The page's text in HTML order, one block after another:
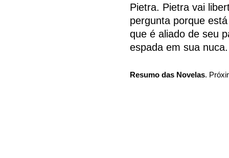
Pietra. Pietra vai
pergunta porque
que é aliado de seu
espada em sua nuca.
Resumo das Novelas.